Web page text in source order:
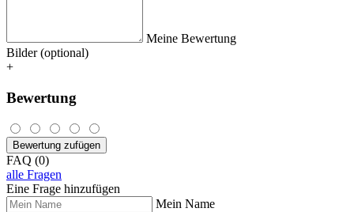
Meine Bewertung
Bilder (optional)
+
Bewertung
Bewertung zufügen
FAQ (0)
alle Fragen
Eine Frage hinzufügen
Mein Name